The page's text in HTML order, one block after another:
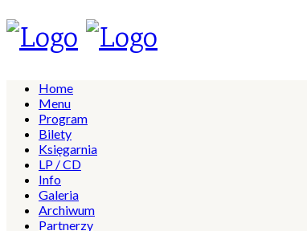
Home
Menu
Program
Bilety
Księgarnia
LP / CD
Info
Galeria
Archiwum
Partnerzy